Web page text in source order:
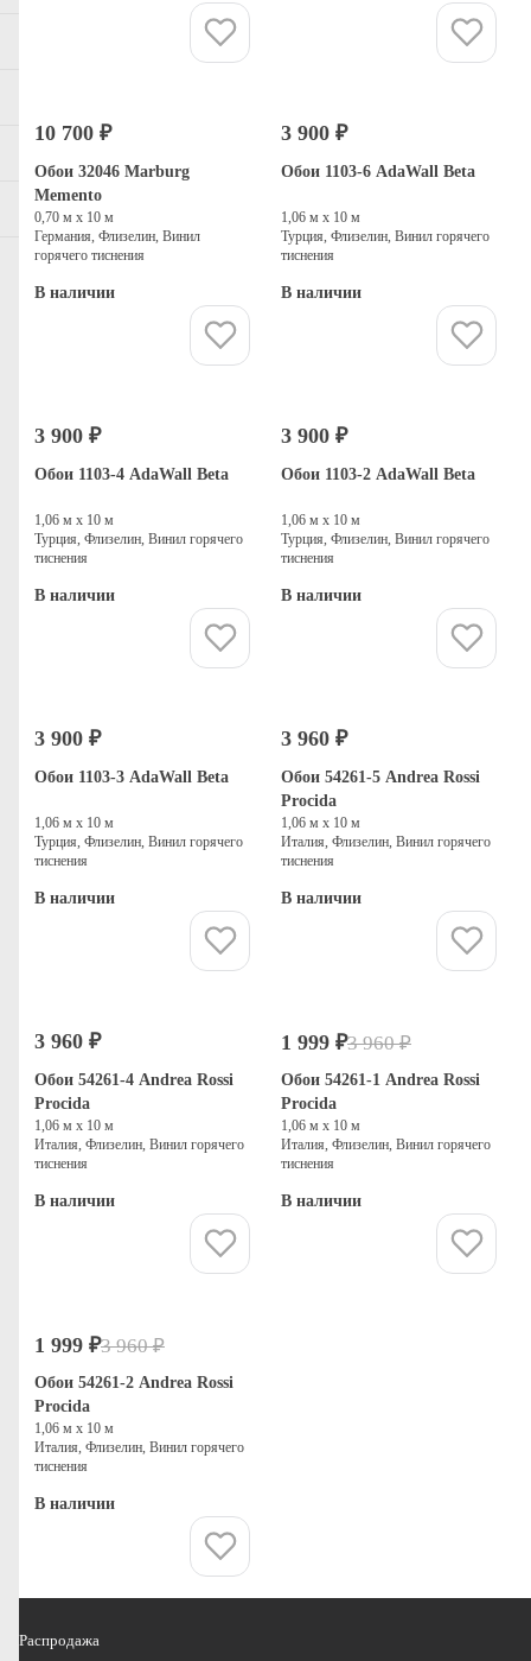
10 700 ₽
Обои 32046 Marburg
Memento
0,70 м х 10 м
Германия, Флизелин, Винил
горячего тиснения
В наличии
3 900 ₽
Обои 1103-6 AdaWall Beta
1,06 м х 10 м
Турция, Флизелин, Винил горячего
тиснения
В наличии
3 900 ₽
Обои 1103-4 AdaWall Beta
1,06 м х 10 м
Турция, Флизелин, Винил горячего
тиснения
В наличии
3 900 ₽
Обои 1103-2 AdaWall Beta
1,06 м х 10 м
Турция, Флизелин, Винил горячего
тиснения
В наличии
3 900 ₽
Обои 1103-3 AdaWall Beta
1,06 м х 10 м
Турция, Флизелин, Винил горячего
тиснения
В наличии
3 960 ₽
Обои 54261-5 Andrea Rossi
Procida
1,06 м х 10 м
Италия, Флизелин, Винил горячего
тиснения
В наличии
3 960 ₽
Обои 54261-4 Andrea Rossi
Procida
1,06 м х 10 м
Италия, Флизелин, Винил горячего
тиснения
В наличии
Распродажа
1 999 ₽3 960 ₽
Обои 54261-1 Andrea Rossi
Procida
1,06 м х 10 м
Италия, Флизелин, Винил горячего
тиснения
В наличии
Распродажа
1 999 ₽3 960 ₽
Обои 54261-2 Andrea Rossi
Procida
1,06 м х 10 м
Италия, Флизелин, Винил горячего
тиснения
В наличии
Распродажа